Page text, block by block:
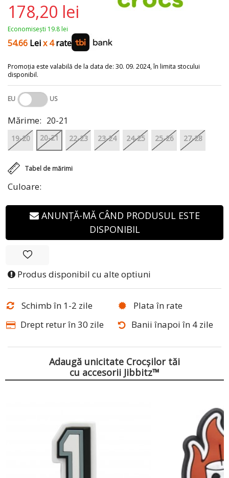
178,20 lei
Economisești 19.8 lei
54.66 Leix 4rate
Promoția este valabilă de la data de: 30. 09. 2024, în limita stocului
disponibil.
EU US
Culoare:
Tabel de mărimi
Mărime: 20-21
19-20 20-21 22-23 23-24 24-25 25-26 27-28
ANUNȚĂ-MĂ CÂND PRODUSUL ESTE
DISPONIBIL
Produs disponibil cu alte optiuni
Schimb în 1-2 zile
Plata în rate
Drept retur în 30 zile
Banii înapoi în 4 zile
Adaugă unicitate Crocșilor tăi
cu accesorii Jibbitz™